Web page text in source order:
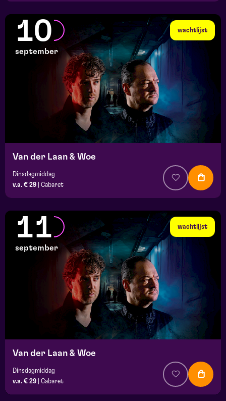
wachtlijst
10
september
Van der Laan & Woe
Dinsdagmiddag
v.a. € 29
Cabaret
wachtlijst
11
september
Van der Laan & Woe
Dinsdagmiddag
v.a. € 29
Cabaret